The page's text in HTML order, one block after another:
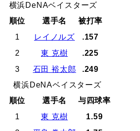
横浜DeNAベイスターズ
順位
選手名
被打率
1
レイノルズ
.157
2
東 克樹
.225
3
石田 裕太郎
.249
横浜DeNAベイスターズ
順位
選手名
与四球率
1
東 克樹
1.59